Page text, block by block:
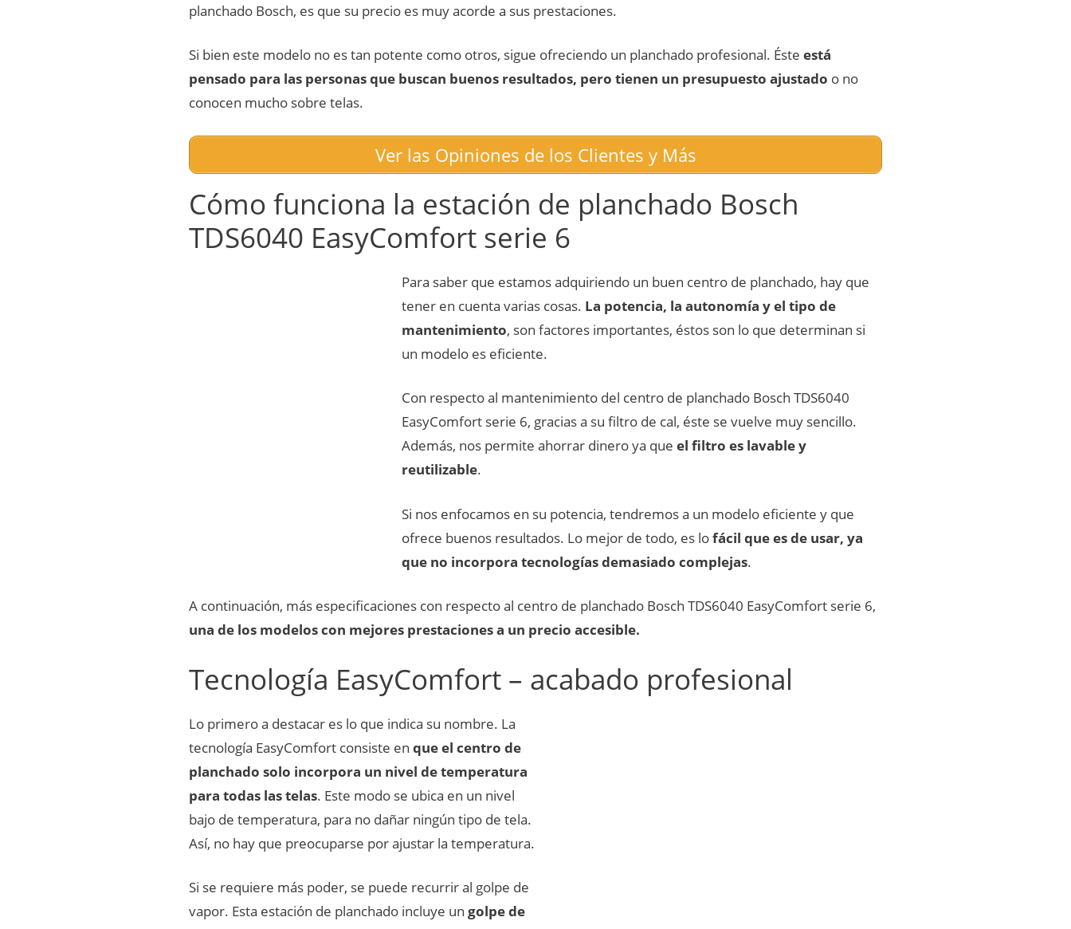
planchado Bosch, es que su precio es muy acorde a sus prestaciones.
Si bien este modelo no es tan potente como otros, sigue ofreciendo un planchado profesional. Éste está
pensado para las personas que buscan buenos resultados, pero tienen un presupuesto ajustado o no
conocen mucho sobre telas.
Ver las Opiniones de los Clientes y Más
Cómo funciona la estación de planchado Bosch
TDS6040 EasyComfort serie 6
Para saber que estamos adquiriendo un buen centro de planchado, hay que
tener en cuenta varias cosas. La potencia, la autonomía y el tipo de
mantenimiento, son factores importantes, éstos son lo que determinan si
un modelo es eficiente.
Con respecto al mantenimiento del centro de planchado Bosch TDS6040
EasyComfort serie 6, gracias a su filtro de cal, éste se vuelve muy sencillo.
Además, nos permite ahorrar dinero ya que el filtro es lavable y
reutilizable.
Si nos enfocamos en su potencia, tendremos a un modelo eficiente y que
ofrece buenos resultados. Lo mejor de todo, es lofácil que es de usar, ya
que no incorpora tecnologías demasiado complejas.
A continuación, más especificaciones con respecto al centro de planchado Bosch TDS6040 EasyComfort serie 6,
una de los modelos con mejores prestaciones a un precio accesible.
Tecnología EasyComfort – acabado profesional
Lo primero a destacar es lo que indica su nombre. La
tecnología EasyComfort consiste en que el centro de
planchado solo incorpora un nivel de temperatura
para todas las telas. Este modo se ubica en un nivel
bajo de temperatura, para no dañar ningún tipo de tela.
Así, no hay que preocuparse por ajustar la temperatura.
Si se requiere más poder, se puede recurrir al golpe de
vapor. Esta estación de planchado incluye un golpe de